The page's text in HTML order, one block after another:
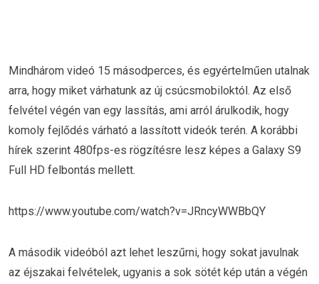
Mindhárom videó 15 másodperces, és egyértelműen utalnak
arra, hogy miket várhatunk az új csúcsmobiloktól. Az első
felvétel végén van egy lassítás, ami arról árulkodik, hogy
komoly fejlődés várható a lassított videók terén. A korábbi
hírek szerint 480fps-es rögzítésre lesz képes a Galaxy S9
Full HD felbontás mellett.
https://www.youtube.com/watch?v=JRncyWWBbQY
A második videóból azt lehet leszűrni, hogy sokat javulnak
az éjszakai felvételek, ugyanis a sok sötét kép után a végén